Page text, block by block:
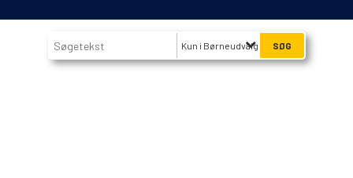
Kun i Børneudvalg